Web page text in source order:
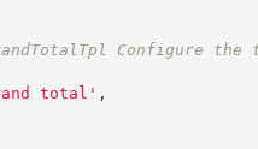
Configure the
total ' ,